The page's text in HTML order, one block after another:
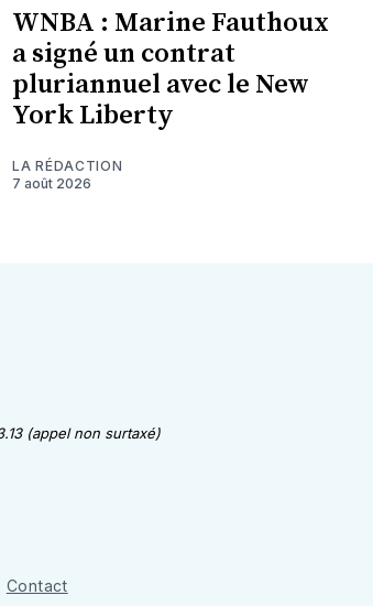
WNBA : Marine Fauthoux
a signé un contrat
pluriannuel avec le New
York Liberty
LA RÉDACTION
7 août 2026
(appel non surtaxé)
Contact